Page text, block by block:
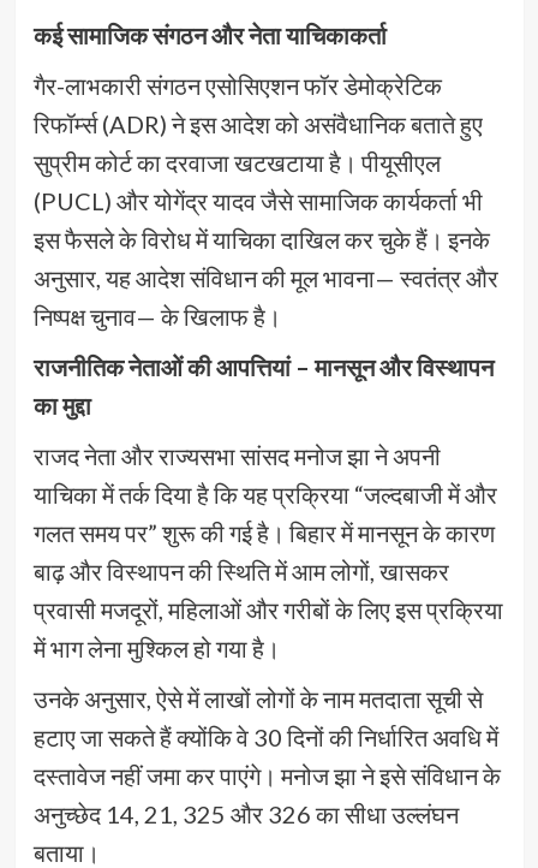
कई सामाजिक संगठन और नेता याचिकाकर्ता
गैर-लाभकारी संगठन एसोसिएशन फॉर डेमोक्रेटिक
रिफॉर्म्स (ADR) ने इस आदेश को असंवैधानिक बताते हुए
सुप्रीम कोर्ट का दरवाजा खटखटाया है। पीयूसीएल
(PUCL) और योगेंद्र यादव जैसे सामाजिक कार्यकर्ता भी
इस फैसले के विरोध में याचिका दाखिल कर चुके हैं। इनके
अनुसार, यह आदेश संविधान की मूल भावना— स्वतंत्र और
निष्पक्ष चुनाव— के खिलाफ है।
राजनीतिक नेताओं की आपत्तियां – मानसून और विस्थापन
का मुद्दा
राजद नेता और राज्यसभा सांसद मनोज झा ने अपनी
याचिका में तर्क दिया है कि यह प्रक्रिया “जल्दबाजी में और
गलत समय पर” शुरू की गई है। बिहार में मानसून के कारण
बाढ़ और विस्थापन की स्थिति में आम लोगों, खासकर
प्रवासी मजदूरों, महिलाओं और गरीबों के लिए इस प्रक्रिया
में भाग लेना मुश्किल हो गया है।
उनके अनुसार, ऐसे में लाखों लोगों के नाम मतदाता सूची से
हटाए जा सकते हैं क्योंकि वे 30 दिनों की निर्धारित अवधि में
दस्तावेज नहीं जमा कर पाएंगे। मनोज झा ने इसे संविधान के
अनुच्छेद 14, 21, 325 और 326 का सीधा उल्लंघन
बताया।